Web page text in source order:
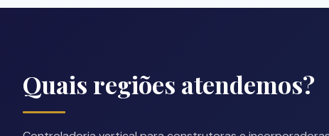
Quais regiões atendemos?